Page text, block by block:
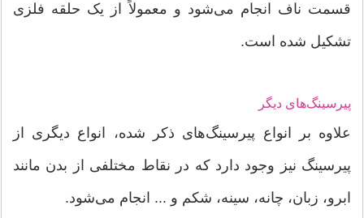
قسمت ناف انجام می‌شود و معمولاً از یک حلقه فلزی
تشکیل شده است.
پیرسینگ‌های دیگر
علاوه بر انواع پیرسینگ‌های ذکر شده، انواع دیگری از
پیرسینگ نیز وجود دارد که در نقاط مختلفی از بدن مانند
ابرو، زبان، چانه، سینه، شکم و ... انجام می‌شود.